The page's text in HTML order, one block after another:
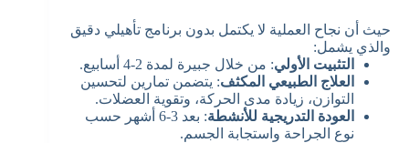
حيث أن نجاح العملية لا يكتمل بدون برنامج تأهيلي دقيق
والذي يشمل:
التثبيت الأولي: من خلال جبيرة لمدة 2-4 أسابيع.
العلاج الطبيعي المكثف: يتضمن تمارين لتحسين
التوازن، زيادة مدى الحركة، وتقوية العضلات.
العودة التدريجية للأنشطة
: بعد 3-6 أشهر حسب
نوع الجراحة واستجابة الجسم.